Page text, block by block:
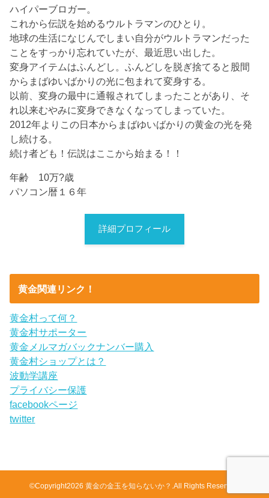
ハイパーブロガー。
これから伝説を始めるウルトラマンのひとり。
地球の生活になじんでしまい自分がウルトラマンだった
ことをすっかり忘れていたが、最近思い出した。
変身アイテムはふんどし。ふんどしを脱ぎ捨てると股間
からまばゆいばかりの光に包まれて変身する。
以前、変身の最中に通報されてしまったことがあり、そ
れ以来むやみに変身できなくなってしまっていた。
2012年よりこの日本からまばゆいばかりの黄金の光を発
し続ける。
続け者ども！伝説はここから始まる！！
年齢 10万?歳
パソコン暦１６年
詳細プロフィール
黄金関連リンク！
黄金村って何？
黄金村サポーター
黄金メルマガバックナンバー購入
黄金村ショップとは？
波動学講座
プライバシー保護
facebookページ
twitter
©Copyright2026 黄金の金玉を知らないか？ .All Rights Reserved.